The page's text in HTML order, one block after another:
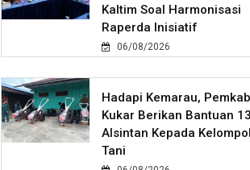
Kaltim Soal Harmonisasi
Raperda Inisiatif
06/08/2026
Hadapi Kemarau, Pemkab
Kukar Berikan Bantuan 13
Alsintan Kepada
Tani